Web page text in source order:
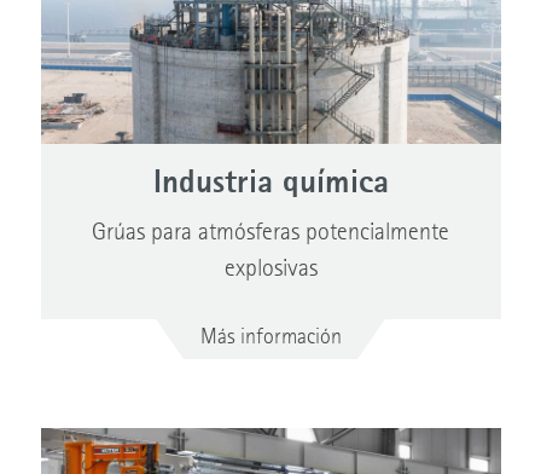
Industria química
Grúas para atmósferas potencialmente
explosivas
Más información